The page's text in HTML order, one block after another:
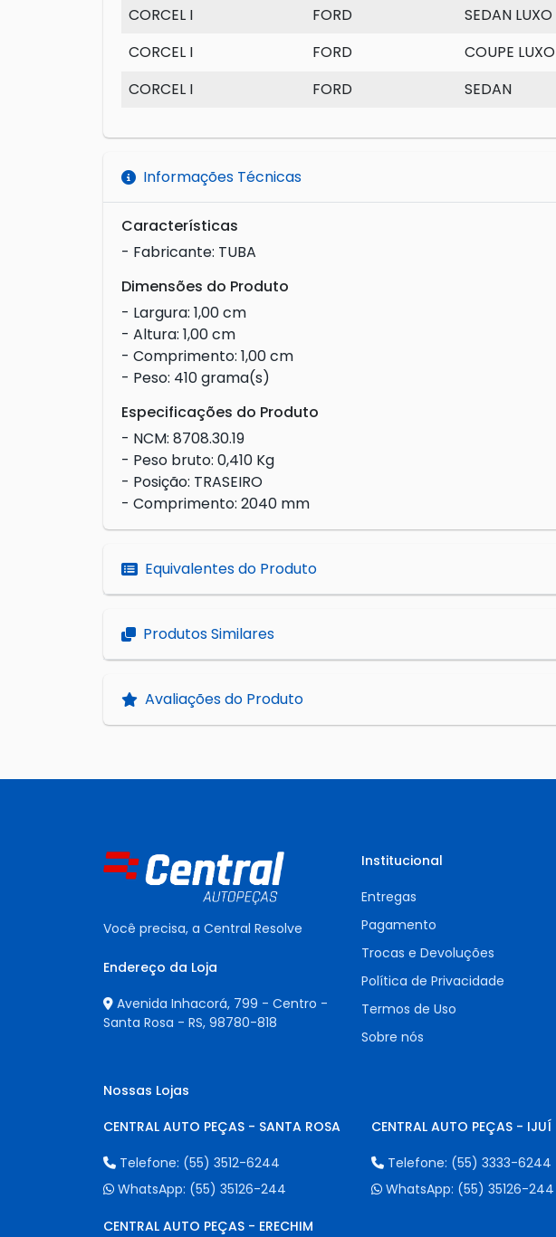
CORCEL I
FORD SEDAN LUXO
CORCEL I
FORD COUPE LUXO
CORCEL I
FORD SEDAN
Informações Técnicas
Características
- Fabricante: TUBA
Dimensões do Produto
- Largura: 1,00 cm
- Altura: 1,00 cm
- Comprimento: 1,00 cm
- Peso: 410 grama(s)
Especificações do Produto
- NCM: 8708.30.19
- Peso bruto: 0,410 Kg
- Posição: TRASEIRO
- Comprimento: 2040 mm
Equivalentes do Produto
Produtos Similares
Avaliações do Produto
Você precisa, a Central Resolve
Endereço da Loja
Avenida Inhacorá, 799 - Centro -
Santa Rosa - RS, 98780-818
Institucional
Entregas
Pagamento
Trocas e Devoluções
Política de Privacidade
Termos de Uso
Sobre nós
Nossas Lojas
CENTRAL AUTO PEÇAS - SANTA ROSA
Telefone: (55) 3512-6244
WhatsApp: (55) 35126-244
CENTRAL AUTO PEÇAS - IJUÍ
Telefone: (55) 3333-6244
WhatsApp: (55) 35126-244
CENTRAL AUTO PEÇAS - ERECHIM